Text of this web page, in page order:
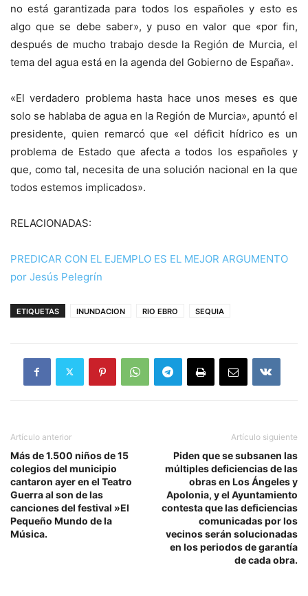
no está garantizada para todos los españoles y esto es
algo que se debe saber», y puso en valor que «por fin,
después de mucho trabajo desde la Región de Murcia, el
tema del agua está en la agenda del Gobierno de España».
«El verdadero problema hasta hace unos meses es que
solo se hablaba de agua en la Región de Murcia», apuntó el
presidente, quien remarcó que «el déficit hídrico es un
problema de Estado que afecta a todos los españoles y
que, como tal, necesita de una solución nacional en la que
todos estemos implicados».
RELACIONADAS:
PREDICAR CON EL EJEMPLO ES EL MEJOR ARGUMENTO
por Jesús Pelegrín
ETIQUETAS INUNDACION RIO EBRO SEQUIA
Artículo anterior
Más de 1.500 niños de 15
colegios del municipio
cantaron ayer en el Teatro
Guerra al son de las
canciones del festival »El
Pequeño Mundo de la
Música.
Artículo siguiente
Piden que se subsanen las
múltiples deficiencias de las
obras en Los Ángeles y
Apolonia, y el Ayuntamiento
contesta que las deficiencias
comunicadas por los
vecinos serán solucionadas
en los periodos de garantía
de cada obra.